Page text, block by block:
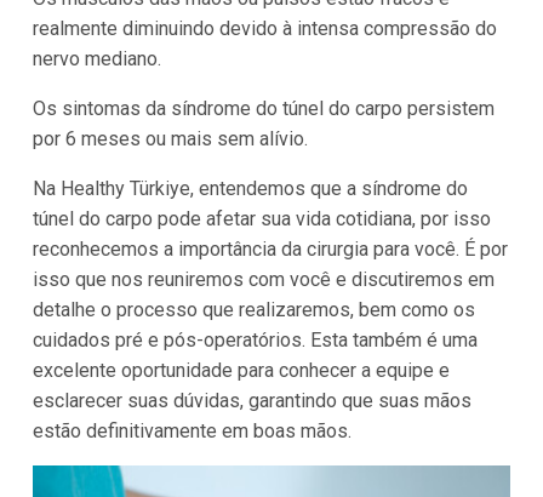
realmente diminuindo devido à intensa compressão do
nervo mediano.
Os sintomas da síndrome do túnel do carpo persistem
por 6 meses ou mais sem alívio.
Na Healthy Türkiye, entendemos que a síndrome do
túnel do carpo pode afetar sua vida cotidiana, por isso
reconhecemos a importância da cirurgia para você. É por
isso que nos reuniremos com você e discutiremos em
detalhe o processo que realizaremos, bem como os
cuidados pré e pós-operatórios. Esta também é uma
excelente oportunidade para conhecer a equipe e
esclarecer suas dúvidas, garantindo que suas mãos
estão definitivamente em boas mãos.